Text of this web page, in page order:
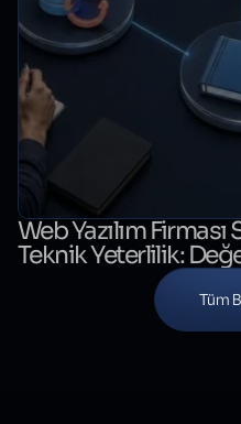
Web Yazılım
Teknik Yeterlilik:
Kontrol Listesi
Tüm